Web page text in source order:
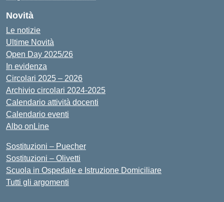
Novità
Le notizie
Ultime Novità
Open Day 2025/26
In evidenza
Circolari 2025 – 2026
Archivio circolari 2024-2025
Calendario attività docenti
Calendario eventi
Albo onLine
Sostituzioni – Puecher
Sostituzioni – Olivetti
Scuola in Ospedale e Istruzione Domiciliare
Tutti gli argomenti